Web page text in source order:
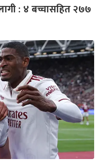
: ४ बच्चासहित २७७